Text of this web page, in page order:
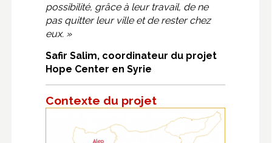
possibilité, grâce à leur travail, de ne
pas quitter leur ville et de rester chez
eux. »
Safir Salim, coordinateur du projet
Hope Center en Syrie
Contexte du projet